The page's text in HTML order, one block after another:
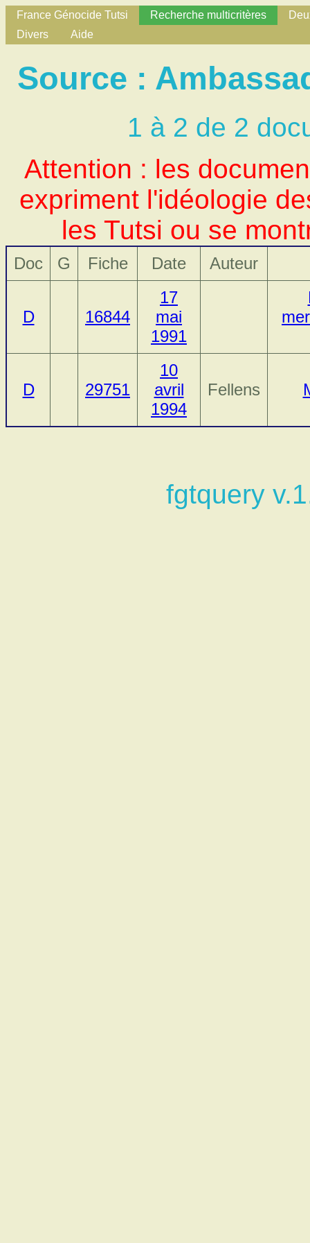
France Génocide Tutsi Recherche multicritères
Divers
Aide
Source :
1 à 2 de 2
Attention : les
expriment l'idéologie
les Tutsi ou se
Doc G Fiche Date Auteur
D 16844
17
mai
1991
D 29751
10
avril
1994
Fellens
fgtquery